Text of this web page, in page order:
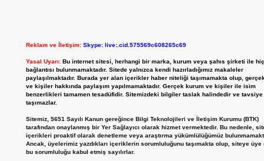
Reklam ve İletişim: Skype: live:.cid.575569c608265c69
Yasal Uyarı: Bu internet sitesi, herhangi bir marka, kurum veya şahıs şirketi ile
bağlantısı bulunmamaktadır. Sitede yalnızca kendi hazırladığımız makaleler
paylaşılmaktadır. Burada yer alan içerikler haber niteliği taşımamakta olup,
ve kişiler hakkında paylaşım yapılmamaktadır. Gerçek kurum ve kişiler ile isim
benzerlikleri tamamen tesadüfidir. Sitemizdeki bilgiler taslak halindedir ve
taşımazlar.
Sitemiz, 5651 Sayılı Kanun gereğince Bilgi Teknolojileri ve İletişim Kurumu (BTK)
tarafından onaylanmış bir Yer Sağlayıcı olarak hizmet vermektedir. Bu nedenle,
içerikleri proaktif olarak denetleme veya araştırma yükümlülüğümüz
Ancak, üyelerimiz yazdıkları içeriklerin sorumluluğunu taşımakta olup, siteye üye
bu sorumluluğu kabul etmiş sayılırlar.